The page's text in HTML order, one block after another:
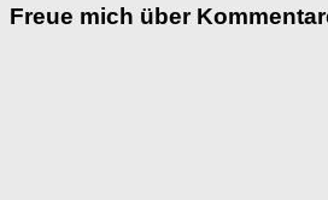
Freue mich über